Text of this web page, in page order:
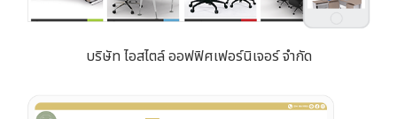
บริษัท ไอสไตล์ ออฟฟิศเฟอร์นิเจอร์ จำกัด